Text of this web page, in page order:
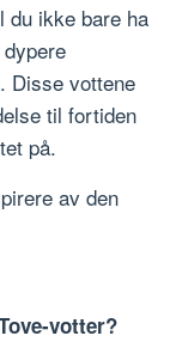
du ikke bare ha
Disse vottene
til fortiden
på.
av den
votter?